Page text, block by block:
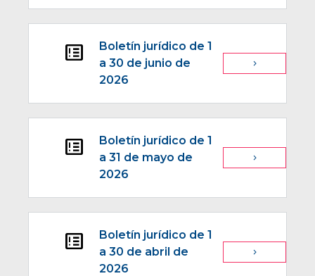
breaking_news
Boletín jurídico de 1
a 30 de junio de
2026
navigate_next
breaking_news
Boletín jurídico de 1
a 31 de mayo de
2026
navigate_next
breaking_news
Boletín jurídico de 1
a 30 de abril de
2026
navigate_next